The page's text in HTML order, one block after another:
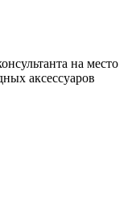
на место
аксессуаров